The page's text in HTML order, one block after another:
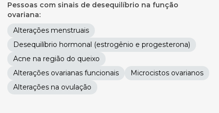
Pessoas com sinais de desequilíbrio na função
ovariana:
Alterações menstruais
Desequilíbrio hormonal (estrogênio e progesterona)
Acne na região do queixo
Alterações ovarianas funcionais
Microcistos ovarianos
Alterações na ovulação